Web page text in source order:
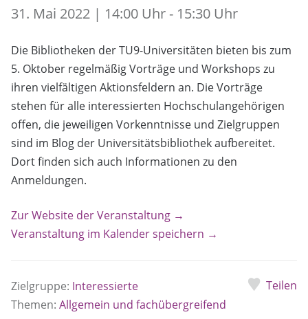
31. Mai 2022 | 14:00 Uhr - 15:30 Uhr
Die Bibliotheken der TU9-Universitäten bieten bis zum
5. Oktober regelmäßig Vorträge und Workshops zu
ihren vielfältigen Aktionsfeldern an. Die Vorträge
stehen für alle interessierten Hochschulangehörigen
offen, die jeweiligen Vorkenntnisse und Zielgruppen
sind im Blog der Universitätsbibliothek aufbereitet.
Dort finden sich auch Informationen zu den
Anmeldungen.
Zur Website der Veranstaltung →
Veranstaltung im Kalender speichern →
Zielgruppe: Interessierte
Themen: Allgemein und fachübergreifend
Teilen